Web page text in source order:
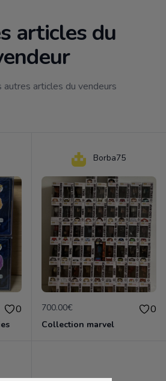
articles du
autres articles du vendeurs
0
Borba75
700.00€ 0
Collection marvel